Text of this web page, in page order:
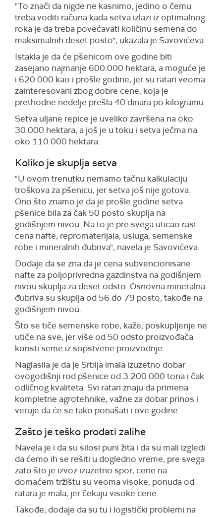
"To znači da nigde ne kasnimo, jedino o čemu
treba voditi računa kada setva izlazi iz optimalnog
roka je da treba povećavati količinu semena do
maksimalnih deset posto", ukazala je Savovićeva.
Istakla je da će pšenicom ove godine biti
zasejano najmanje 600.000 hektara, a moguće je
i 620.000 kao i prošle godine, jer su ratari veoma
zainteresovani zbog dobre cene, koja je
prethodne nedelje prešla 40 dinara po kilogramu.
Setva uljane repice je uveliko završena na oko
30.000 hektara, a još je u toku i setva ječma na
oko 110.000 hektara.
Koliko je skuplja setva
"U ovom trenutku nemamo tačnu kalkulaciju
troškova za pšenicu, jer setva još nije gotova.
Ono što znamo je da je prošle godine setva
pšenice bila za čak 50 posto skuplja na
godišnjem nivou. Na to je pre svega uticao rast
cena nafte, repromaterijala, usluga, semenske
robe i mineralnih đubriva", navela je Savovićeva.
Dodaje da se zna da je cena subvencionisane
nafte za poljoprivredna gazdinstva na godišnjem
nivou skuplja za deset odsto. Osnovna mineralna
đubriva su skuplja od 56 do 79 posto, takođe na
godišnjem nivou.
Što se tiče semenske robe, kaže, poskupljenje ne
utiče na sve, jer više od 50 odsto proizvođača
koristi seme iz sopstvene proizvodnje.
Naglasila je da je Srbija imala izuzetno dobar
ovogodišnji rod pšenice od 3.200.000 tona i čak
odličnog kvaliteta. Svi ratari znaju da primena
kompletne agrotehnike, važne za dobar prinos i
veruje da će se tako ponašati i ove godine.
Zašto je teško prodati zalihe
Navela je i da su silosi puni žita i da su mali izgledi
da ćemo ih se rešiti u dogledno vreme, pre svega
zato što je izvoz izuzetno spor, cene na
domaćem tržištu su veoma visoke, ponuda od
ratara je mala, jer čekaju visoke cene.
Takođe, dodaje da su tu i logistički problemi na